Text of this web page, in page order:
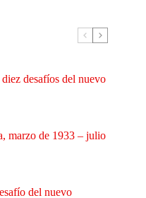
desafíos del nuevo
marzo de 1933 – julio
del nuevo